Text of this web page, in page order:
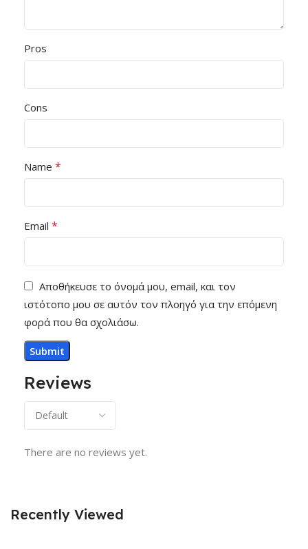
Reviews
There are no reviews yet.
Pros
Cons
Name *
Email *
Αποθήκευσε το όνομά μου, email, και τον
ιστότοπο μου σε αυτόν τον πλοηγό για την επόμενη
φορά που θα σχολιάσω.
Recently Viewed